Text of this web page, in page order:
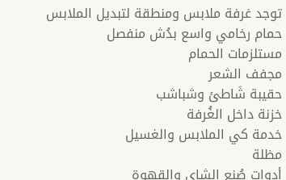
توجد غرفة ملابس ومنطقة لتبديل الملابس
حمام رخامي واسع بدُش منفصل
مستلزمات الحمام
مجفف الشعر
حقيبة شَاطئ وشباشب
خزنة داخل الغُرفة
خدمة كي الملابس والغسيل
مظلة
أدوات صُنع الشاي والقهوة